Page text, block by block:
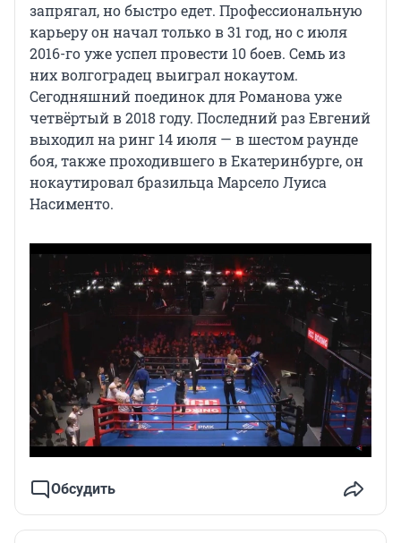
запрягал, но быстро едет. Профессиональную
карьеру он начал только в 31 год, но с июля
2016-го уже успел провести 10 боев. Семь из
них волгоградец выиграл нокаутом.
Сегодняшний поединок для Романова уже
четвёртый в 2018 году. Последний раз Евгений
выходил на ринг 14 июля — в шестом раунде
боя, также проходившего в Екатеринбурге, он
нокаутировал бразильца Марсело Луиса
Насименто.
Обсудить